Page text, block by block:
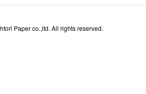
Paper co.,ltd. All rights reserved.